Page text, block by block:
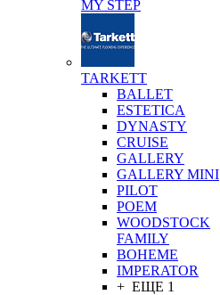
MY STEP
TARKETT
BALLET
ESTETICA
DYNASTY
CRUISE
GALLERY
GALLERY MINI
PILOT
POEM
WOODSTOCK
FAMILY
BOHEME
IMPERATOR
+ ЕЩЕ 1